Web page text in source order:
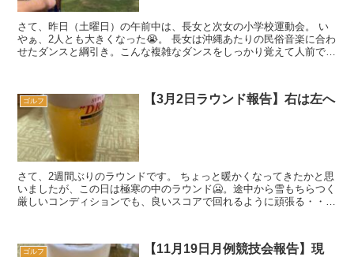
さて、昨日（土曜日）の午前中は、長女と次女の小学校運動会。 い
やぁ、2人とも大きくなった😭。 長女は沖縄あたりの民俗音楽に合わ
せたダンスと綱引き。こんな複雑なダンスをしっかり覚えて人前で披
ゴルフ 【3月2日ラウンド報告】右は左へ
さて、2週間ぶりのラウンドです。 ちょっと暖かくなってきたかと思
いましたが、この日は極寒の中のラウンド🥶。途中から雪もちらつく
厳しいコンディションでも、良いスコアで回れるように頑張る・・・
ゴルフ
【11月19日月例競技会報告】現